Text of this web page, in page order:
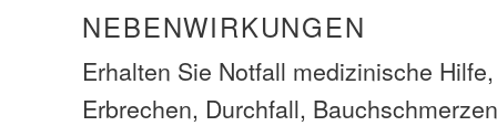
NEBENWIRKUNGEN
Erhalten Sie Notfall medizinische
Erbrechen, Durchfall,